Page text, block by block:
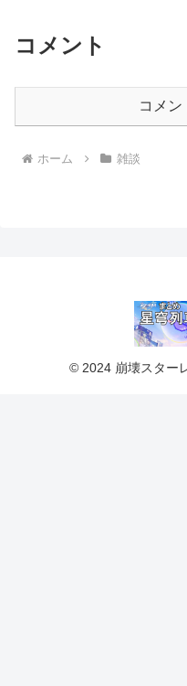
コメント
コメン
ホーム 雑談
© 2024 崩壊スター